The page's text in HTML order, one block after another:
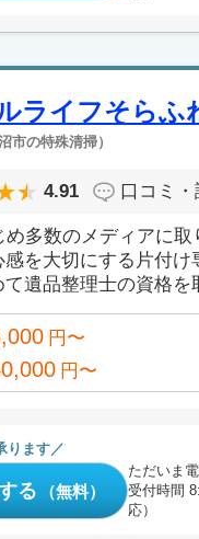
ライフそらふ
市の特殊清掃）
4.91 口コミ・
め多数のメディアに
を大切にする片付け
遺品整理士の資格
円〜
円〜
ります
る （無料）
ただいま
受付時間
応）